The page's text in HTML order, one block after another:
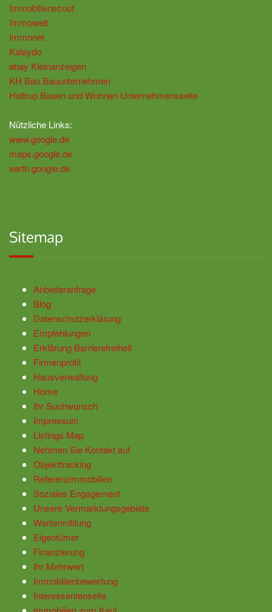
Immobilienscout
Immowelt
Immonet
Kalaydo
ebay Kleinanzeigen
KH Bau Bauunternehmen
Holtrup Bauen und Wohnen Unternehmensseite
Nützliche Links:
www.google.de
maps.google.de
earth.google.de
Sitemap
Anbieteranfrage
Blog
Datenschutzerklärung
Empfehlungen
Erklärung Barrierefreiheit
Firmenprofil
Hausverwaltung
Home
Ihr Suchwunsch
Impressum
Listings Map
Nehmen Sie Kontakt auf
Objekttracking
Referenzimmobilien
Soziales Engagement
Unsere Vermarktungsgebiete
Wertermittlung
Eigentümer
Finanzierung
Ihr Mehrwert
Immobilienbewertung
Interessentenseite